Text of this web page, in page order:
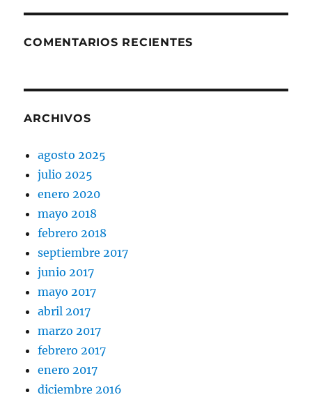
COMENTARIOS RECIENTES
ARCHIVOS
agosto 2025
julio 2025
enero 2020
mayo 2018
febrero 2018
septiembre 2017
junio 2017
mayo 2017
abril 2017
marzo 2017
febrero 2017
enero 2017
diciembre 2016